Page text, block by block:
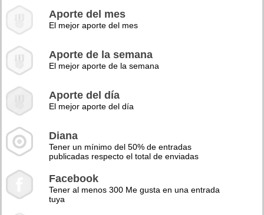
Aporte del mes
El mejor aporte del mes
Aporte de la semana
El mejor aporte de la semana
Aporte del día
El mejor aporte del día
Diana
Tener un mínimo del 50% de entradas
publicadas respecto el total de enviadas
Facebook
Tener al menos 300 Me gusta en una entrada
tuya